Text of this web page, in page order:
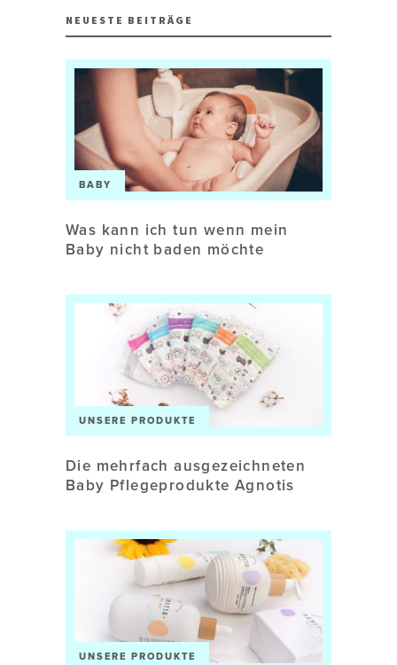
NEUESTE BEITRÄGE
BABY
Was kann ich tun wenn mein
Baby nicht baden möchte
UNSERE PRODUKTE
Die mehrfach ausgezeichneten
Baby Pflegeprodukte Agnotis
UNSERE PRODUKTE